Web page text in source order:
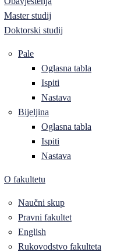
Master studij
Doktorski studij
Pale
Oglasna tabla
Ispiti
Nastava
Bijeljina
Oglasna tabla
Ispiti
Nastava
O fakultetu
Naučni skup
Pravni fakultet
English
Rukovodstvo fakulteta